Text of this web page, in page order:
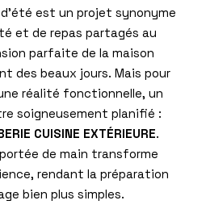
est un projet synonyme
et de repas partagés au
parfaite de la maison
des beaux jours. Mais pour
réalité fonctionnelle, un
soigneusement planifié :
CUISINE EXTÉRIEURE.
de main transforme
rendant la préparation
bien plus simples.